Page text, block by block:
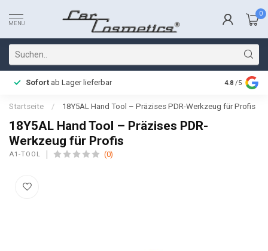
MENU
0
Sofort ab Lager lieferbar Schnelle
4.8 /5
Startseite / 18Y5AL Hand Tool – Präzises PDR-Werkzeug für Profis
18Y5AL Hand Tool – Präzises PDR-
Werkzeug für Profis
A1-TOOL (0)